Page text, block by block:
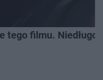
tego filmu. Niedługo